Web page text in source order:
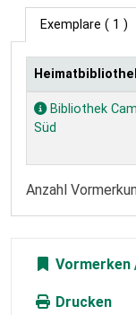
Exemplare ( 1 )
Exemplare
Bibliothek
Süd
Anzahl
Vormerken
Drucken